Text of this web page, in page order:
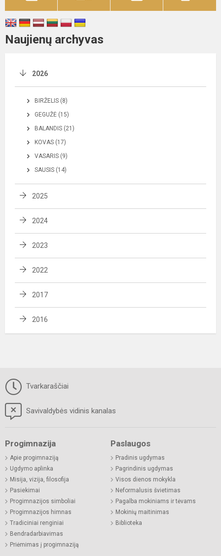
Naujienų archyvas
2026
BIRŽELIS (8)
GEGUŽĖ (15)
BALANDIS (21)
KOVAS (17)
VASARIS (9)
SAUSIS (14)
2025
2024
2023
2022
2017
2016
Tvarkaraščiai
Savivaldybės vidinis kanalas
Progimnazija
Apie progimnaziją
Ugdymo aplinka
Misija, vizija, filosofija
Pasiekimai
Progimnazijos simboliai
Progimnazijos himnas
Tradiciniai renginiai
Bendradarbiavimas
Priėmimas į progimnaziją
Paslaugos
Pradinis ugdymas
Pagrindinis ugdymas
Visos dienos mokykla
Neformalusis švietimas
Pagalba mokiniams ir tėvams
Mokinių maitinimas
Biblioteka